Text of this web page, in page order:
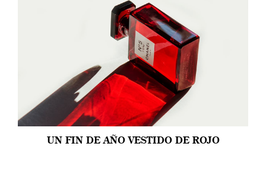
UN FIN DE AÑO VESTIDO DE ROJO